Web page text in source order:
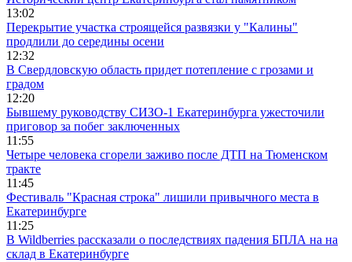
13:02
Перекрытие участка строящейся развязки у "Калины"
продлили до середины осени
12:32
В Свердловскую область придет потепление с грозами и
градом
12:20
Бывшему руководству СИЗО-1 Екатеринбурга ужесточили
приговор за побег заключенных
11:55
Четыре человека сгорели заживо после ДТП на Тюменском
тракте
11:45
Фестиваль "Красная строка" лишили привычного места в
Екатеринбурге
11:25
В Wildberries рассказали о последствиях падения БПЛА на на
склад в Екатеринбурге